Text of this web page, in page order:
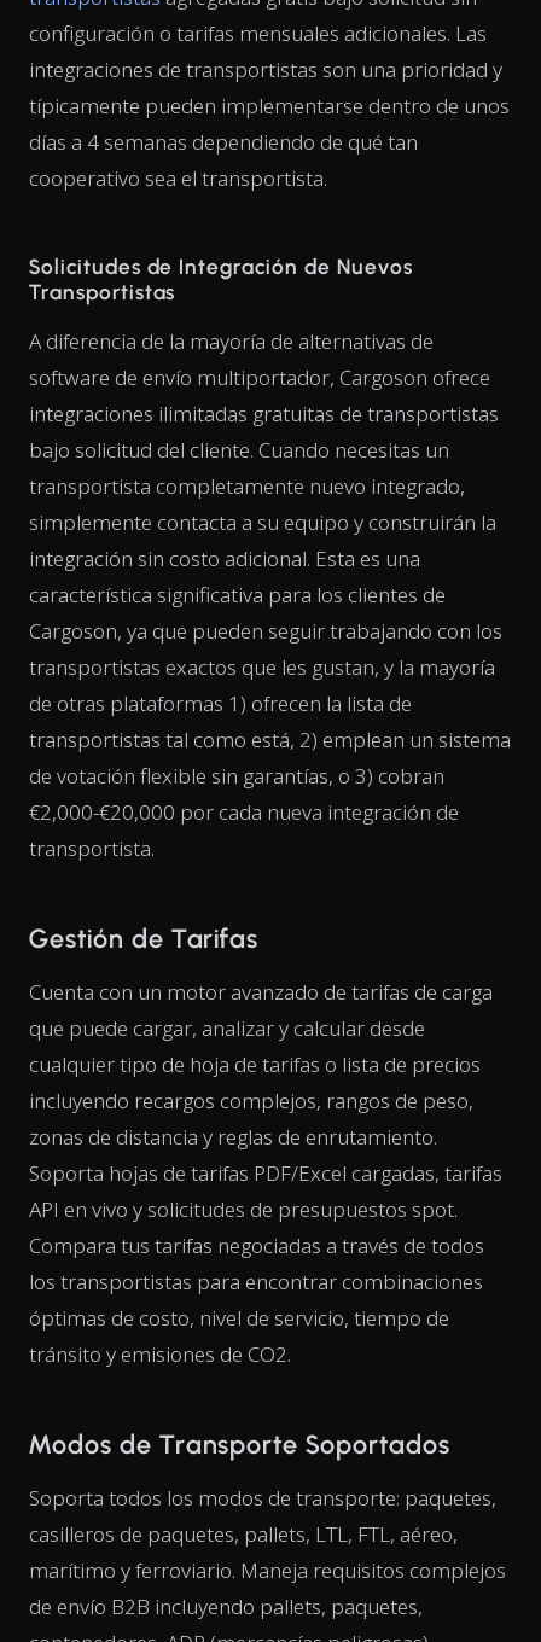
configuración o tarifas mensuales adicionales. Las
integraciones de transportistas son una prioridad y
típicamente pueden implementarse dentro de unos
días a 4 semanas dependiendo de qué tan
cooperativo sea el transportista.
Solicitudes de Integración de Nuevos
Transportistas
A diferencia de la mayoría de alternativas de
software de envío multiportador, Cargoson ofrece
integraciones ilimitadas gratuitas de transportistas
bajo solicitud del cliente. Cuando necesitas un
transportista completamente nuevo integrado,
simplemente contacta a su equipo y construirán la
integración sin costo adicional. Esta es una
característica significativa para los clientes de
Cargoson, ya que pueden seguir trabajando con los
transportistas exactos que les gustan, y la mayoría
de otras plataformas 1) ofrecen la lista de
transportistas tal como está, 2) emplean un sistema
de votación flexible sin garantías, o 3) cobran
€2,000-€20,000 por cada nueva integración de
transportista.
Gestión de Tarifas
Cuenta con un motor avanzado de tarifas de carga
que puede cargar, analizar y calcular desde
cualquier tipo de hoja de tarifas o lista de precios
incluyendo recargos complejos, rangos de peso,
zonas de distancia y reglas de enrutamiento.
Soporta hojas de tarifas PDF/Excel cargadas, tarifas
API en vivo y solicitudes de presupuestos spot.
Compara tus tarifas negociadas a través de todos
los transportistas para encontrar combinaciones
óptimas de costo, nivel de servicio, tiempo de
tránsito y emisiones de CO2.
Modos de Transporte Soportados
Soporta todos los modos de transporte: paquetes,
casilleros de paquetes, pallets, LTL, FTL, aéreo,
marítimo y ferroviario. Maneja requisitos complejos
de envío B2B incluyendo pallets, paquetes,